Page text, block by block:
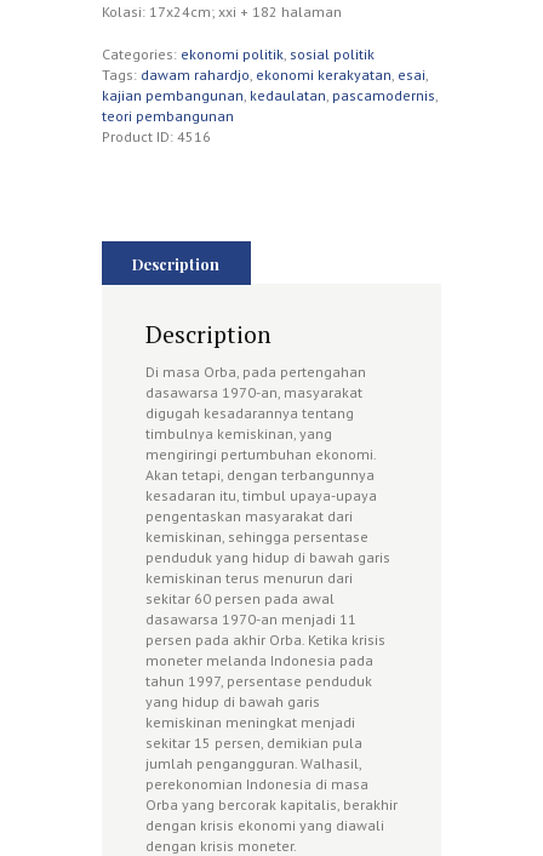
Kolasi: 17x24cm; xxi + 182 halaman
Categories: ekonomi politik, sosial politik
Tags: dawam rahardjo, ekonomi kerakyatan, esai,
kajian pembangunan, kedaulatan, pascamodernis,
teori pembangunan
Product ID: 4516
Description
Description
Di masa Orba, pada pertengahan
dasawarsa 1970-an, masyarakat
digugah kesadarannya tentang
timbulnya kemiskinan, yang
mengiringi pertumbuhan ekonomi.
Akan tetapi, dengan terbangunnya
kesadaran itu, timbul upaya-upaya
pengentaskan masyarakat dari
kemiskinan, sehingga persentase
penduduk yang hidup di bawah garis
kemiskinan terus menurun dari
sekitar 60 persen pada awal
dasawarsa 1970-an menjadi 11
persen pada akhir Orba. Ketika krisis
moneter melanda Indonesia pada
tahun 1997, persentase penduduk
yang hidup di bawah garis
kemiskinan meningkat menjadi
sekitar 15 persen, demikian pula
jumlah pengangguran. Walhasil,
perekonomian Indonesia di masa
Orba yang bercorak kapitalis, berakhir
dengan krisis ekonomi yang diawali
dengan krisis moneter.